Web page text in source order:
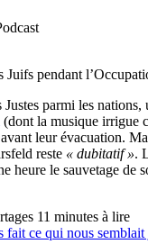
pendant
Justes parmi les
(dont la musique irrigue
leur évacuation.
reste « dubitatif ».
le sauvetage
11 minutes à lire
fait ce qui nous semblait